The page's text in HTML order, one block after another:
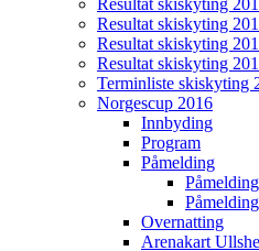
Resultat skiskyting
Resultat skiskyting
Resultat skiskyting
Resultat skiskyting
Terminliste skiskyting
Norgescup 2016
Innbyding
Program
Påmelding
Overnatting
Arenakart